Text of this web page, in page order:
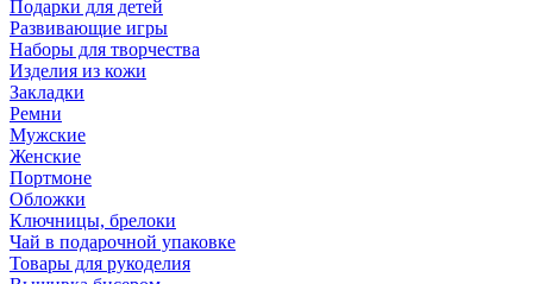
Подарки для детей
Развивающие игры
Наборы для творчества
Изделия из кожи
Закладки
Ремни
Мужские
Женские
Портмоне
Обложки
Ключницы, брелоки
Чай в подарочной упаковке
Товары для рукоделия